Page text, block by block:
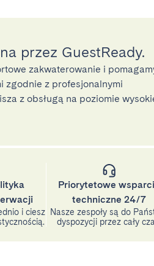
przez GuestReady.
zakwaterowanie i
zgodnie z profesjonalnymi
z obsługą na poziomie
i ciesz
Priorytetowe
techniczne 24/7
Nasze zespoły są do
dyspozycji przez cały